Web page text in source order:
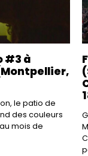
#3 à
le patio de
des couleurs
mois de